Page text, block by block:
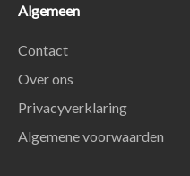
Algemeen
Contact
Over ons
Privacyverklaring
Algemene voorwaarden